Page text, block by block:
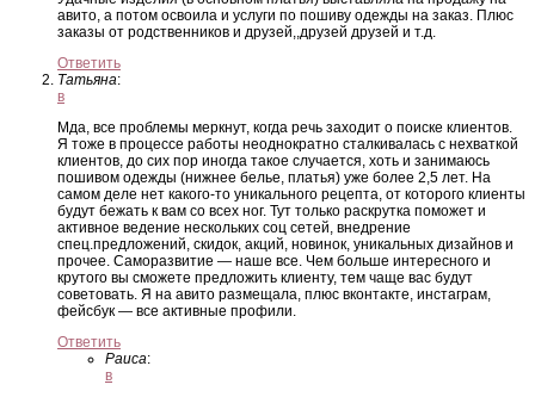
авито, а потом освоила и услуги по пошиву одежды на заказ. Плюс
заказы от родственников и друзей,,друзей друзей и т.д.
Ответить
Татьяна:
в
Мда, все проблемы меркнут, когда речь заходит о поиске клиентов.
Я тоже в процессе работы неоднократно сталкивалась с нехваткой
клиентов, до сих пор иногда такое случается, хоть и занимаюсь
пошивом одежды (нижнее белье, платья) уже более 2,5 лет. На
самом деле нет какого-то уникального рецепта, от которого клиенты
будут бежать к вам со всех ног. Тут только раскрутка поможет и
активное ведение нескольких соц сетей, внедрение
спец.предложений, скидок, акций, новинок, уникальных дизайнов и
прочее. Саморазвитие — наше все. Чем больше интересного и
крутого вы сможете предложить клиенту, тем чаще вас будут
советовать. Я на авито размещала, плюс вконтакте, инстаграм,
фейсбук — все активные профили.
Ответить
Раиса:
в